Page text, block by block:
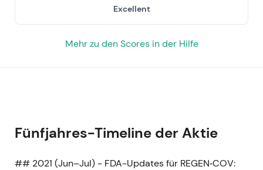
Excellent
Mehr zu den Scores in der Hilfe
Fünfjahres-Timeline der Aktie
## 2021 (Jun–Jul) - FDA-Updates für REGEN‑COV: